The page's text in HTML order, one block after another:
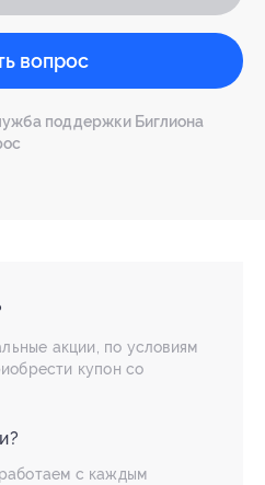
вопрос
поддержки Биглиона
акции, по условиям
купон со
с каждым